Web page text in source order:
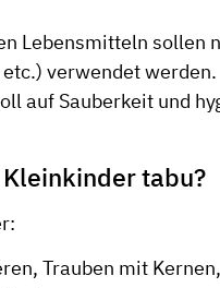
Lebensmitteln sollen
verwendet werden.
auf Sauberkeit und
tabu?
Trauben mit